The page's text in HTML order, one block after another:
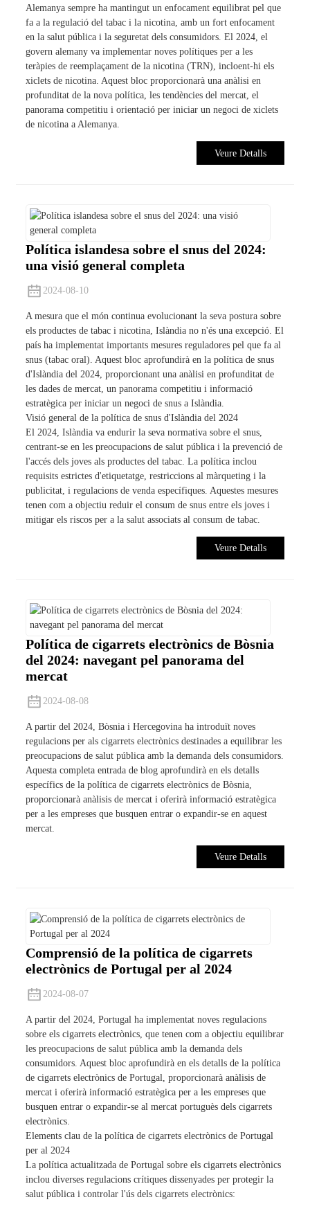
Alemanya sempre ha mantingut un enfocament equilibrat pel que
fa a la regulació del tabac i la nicotina, amb un fort enfocament
en la salut pública i la seguretat dels consumidors. El 2024, el
govern alemany va implementar noves polítiques per a les
teràpies de reemplaçament de la nicotina (TRN), incloent-hi els
xiclets de nicotina. Aquest bloc proporcionarà una anàlisi en
profunditat de la nova política, les tendències del mercat, el
panorama competitiu i orientació per iniciar un negoci de xiclets
de nicotina a Alemanya.
Veure Detalls
Política islandesa sobre el snus del 2024:
una visió general completa
2024-08-10
A mesura que el món continua evolucionant la seva postura sobre
els productes de tabac i nicotina, Islàndia no n'és una excepció. El
país ha implementat importants mesures reguladores pel que fa al
snus (tabac oral). Aquest bloc aprofundirà en la política de snus
d'Islàndia del 2024, proporcionant una anàlisi en profunditat de
les dades de mercat, un panorama competitiu i informació
estratègica per iniciar un negoci de snus a Islàndia.
Visió general de la política de snus d'Islàndia del 2024
El 2024, Islàndia va endurir la seva normativa sobre el snus,
centrant-se en les preocupacions de salut pública i la prevenció de
l'accés dels joves als productes del tabac. La política inclou
requisits estrictes d'etiquetatge, restriccions al màrqueting i la
publicitat, i regulacions de venda específiques. Aquestes mesures
tenen com a objectiu reduir el consum de snus entre els joves i
mitigar els riscos per a la salut associats al consum de tabac.
Veure Detalls
Política de cigarrets electrònics de Bòsnia
del 2024: navegant pel panorama del
mercat
2024-08-08
A partir del 2024, Bòsnia i Hercegovina ha introduït noves
regulacions per als cigarrets electrònics destinades a equilibrar les
preocupacions de salut pública amb la demanda dels consumidors.
Aquesta completa entrada de blog aprofundirà en els detalls
específics de la política de cigarrets electrònics de Bòsnia,
proporcionarà anàlisis de mercat i oferirà informació estratègica
per a les empreses que busquen entrar o expandir-se en aquest
mercat.
Veure Detalls
Comprensió de la política de cigarrets
electrònics de Portugal per al 2024
2024-08-07
A partir del 2024, Portugal ha implementat noves regulacions
sobre els cigarrets electrònics, que tenen com a objectiu equilibrar
les preocupacions de salut pública amb la demanda dels
consumidors. Aquest bloc aprofundirà en els detalls de la política
de cigarrets electrònics de Portugal, proporcionarà anàlisis de
mercat i oferirà informació estratègica per a les empreses que
busquen entrar o expandir-se al mercat portuguès dels cigarrets
electrònics.
Elements clau de la política de cigarrets electrònics de Portugal
per al 2024
La política actualitzada de Portugal sobre els cigarrets electrònics
inclou diverses regulacions crítiques dissenyades per protegir la
salut pública i controlar l'ús dels cigarrets electrònics: